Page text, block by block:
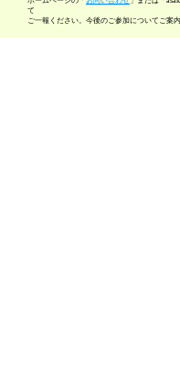
て
ご一報ください。今後のご参加についてご案